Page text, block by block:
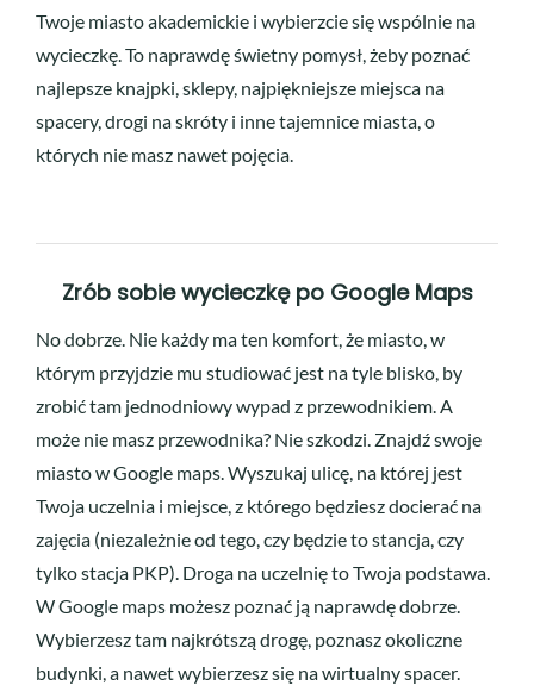
Twoje miasto akademickie i wybierzcie się wspólnie na
wycieczkę. To naprawdę świetny pomysł, żeby poznać
najlepsze knajpki, sklepy, najpiękniejsze miejsca na
spacery, drogi na skróty i inne tajemnice miasta, o
których nie masz nawet pojęcia.
Zrób sobie wycieczkę po Google Maps
No dobrze. Nie każdy ma ten komfort, że miasto, w
którym przyjdzie mu studiować jest na tyle blisko, by
zrobić tam jednodniowy wypad z przewodnikiem. A
może nie masz przewodnika? Nie szkodzi. Znajdź swoje
miasto w Google maps. Wyszukaj ulicę, na której jest
Twoja uczelnia i miejsce, z którego będziesz docierać na
zajęcia (niezależnie od tego, czy będzie to stancja, czy
tylko stacja PKP). Droga na uczelnię to Twoja podstawa.
W Google maps możesz poznać ją naprawdę dobrze.
Wybierzesz tam najkrótszą drogę, poznasz okoliczne
budynki, a nawet wybierzesz się na wirtualny spacer.